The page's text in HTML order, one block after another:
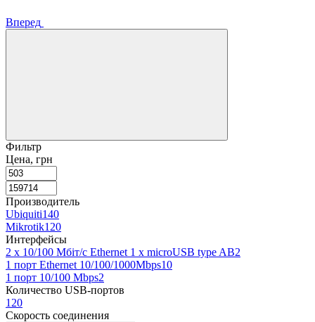
Вперед
Фильтр
Цена, грн
Производитель
Ubiquiti140
Mikrotik120
Интерфейсы
2 х 10/100 Мбіт/с Ethernet 1 х microUSB type AB2
1 порт Ethernet 10/100/1000Mbps10
1 порт 10/100 Mbps2
Количество USB-портов
1 20
Скорость соединения